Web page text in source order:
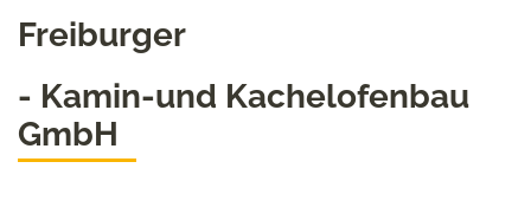
Freiburger
- Kamin-und Kachelofenbau
GmbH